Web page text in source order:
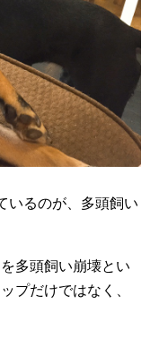
いるのが、多頭飼い
多頭飼い崩壊とい
プだけではなく、